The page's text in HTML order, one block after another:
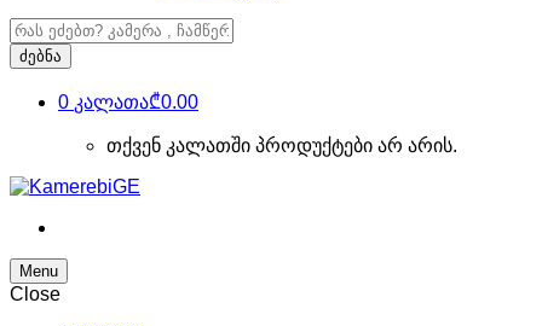
ძებნა:
ძებნა
0 კალათა₾0.00
თქვენ კალათში პროდუქტები არ არის.
Menu
Close